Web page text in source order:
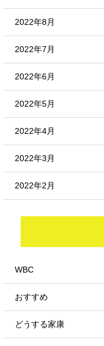
2022年8月
2022年7月
2022年6月
2022年5月
2022年4月
2022年3月
2022年2月
WBC
おすすめ
どうする家康